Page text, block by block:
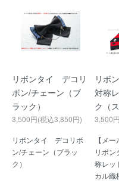
リボンタイ デコリ
ボン/チェーン（ブ
ラック）
3,500円(税込3,850円)
リボンタイ デコリボ
ン/チェーン（ブラッ
ク）
リボ
対称
ク（
3,500
【メ
リボ
称レッ
カル織